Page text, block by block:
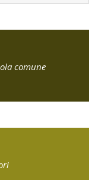
comune